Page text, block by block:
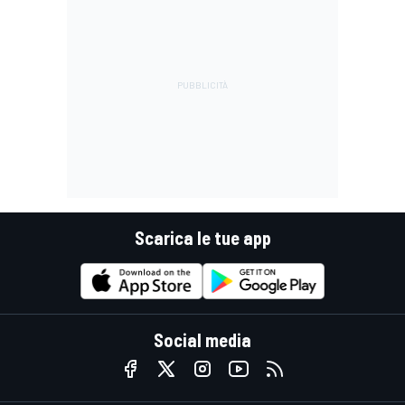
Scarica le tue app
Social media